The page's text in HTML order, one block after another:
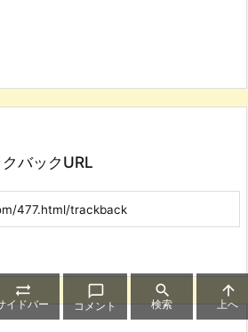
バックURL

イドバー

コメント

検索

上へ